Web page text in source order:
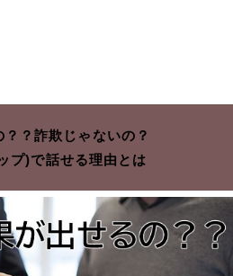
？詐欺じゃないの？
プ)で話せる理由とは